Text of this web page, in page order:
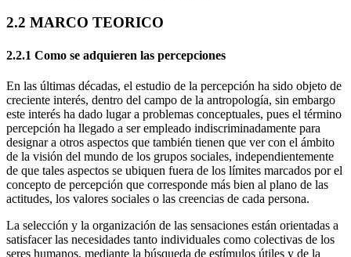
2.2 MARCO TEORICO
2.2.1 Como se adquieren las percepciones
En las últimas décadas, el estudio de la percepción ha sido objeto de
creciente interés, dentro del campo de la antropología, sin embargo
este interés ha dado lugar a problemas conceptuales, pues el término
percepción ha llegado a ser empleado indiscriminadamente para
designar a otros aspectos que también tienen que ver con el ámbito
de la visión del mundo de los grupos sociales, independientemente
de que tales aspectos se ubiquen fuera de los límites marcados por el
concepto de percepción que corresponde más bien al plano de las
actitudes, los valores sociales o las creencias de cada persona.
La selección y la organización de las sensaciones están orientadas a
satisfacer las necesidades tanto individuales como colectivas de los
seres humanos, mediante la búsqueda de estímulos útiles y de la